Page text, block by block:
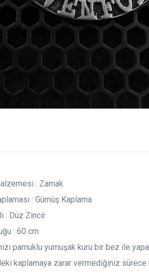
: Zamak
: Gümüş Kaplama
: Düz Zincir
: 60 cm
pamuklu yumuşak kuru bir bez ile
kaplamaya zarar vermediğiniz sürece